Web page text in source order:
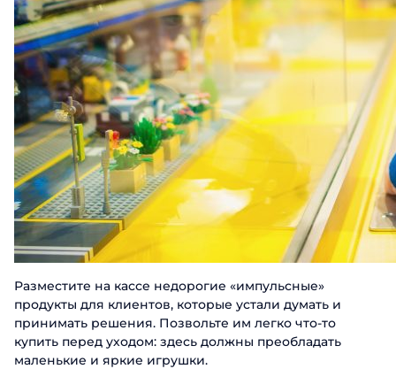
Разместите на кассе недорогие «импульсные»
продукты для клиентов, которые устали думать и
принимать решения. Позвольте им легко что-то
купить перед уходом: здесь должны преобладать
маленькие и яркие игрушки.